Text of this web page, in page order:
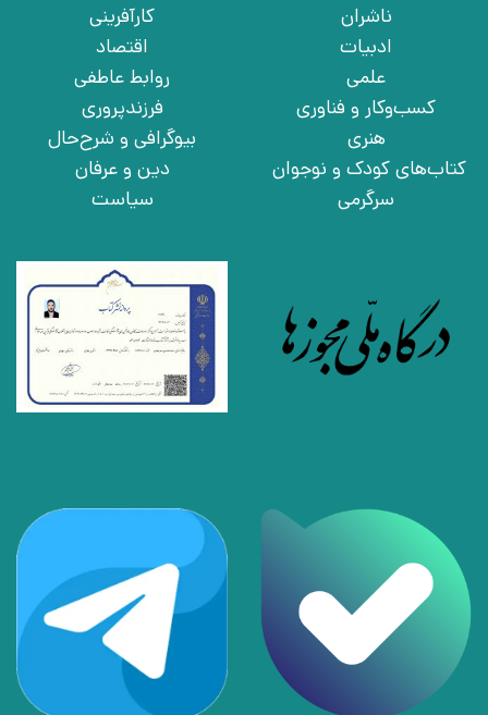
ناشران
ادبیات
علمی
کسب‌وکار و فناوری
هنری
کتاب‌های کودک و نوجوان
سرگرمی
کارآفرینی
اقتصاد
روابط عاطفی
فرزندپروری
بیوگرافی و شرح‌حال
دین و عرفان
سیاست